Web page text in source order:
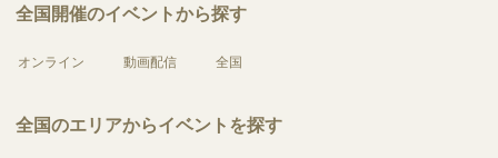
全国開催のイベントから探す
オンライン 動画配信 全国
全国のエリアからイベントを探す